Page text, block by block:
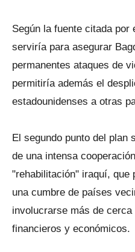
Según la fuente citada
serviría para asegurar
permanentes ataques de
permitiría además el
estadounidenses a otras
El segundo punto del plan
de una intensa
"rehabilitación" iraquí, que
una cumbre de países
involucrarse más de
financieros y económicos.